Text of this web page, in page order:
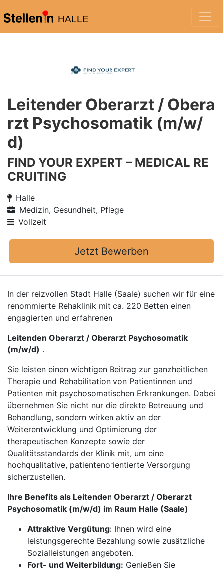
HALLE
Leitender Oberarzt / Obera
rzt Psychosomatik (m/w/
d)
FIND YOUR EXPERT – MEDICAL RE
CRUITING
Halle
Medizin, Gesundheit, Pflege
Vollzeit
Jetzt Bewerben
In der reizvollen Stadt Halle (Saale) suchen wir für eine
renommierte Rehaklinik mit ca. 220 Betten einen
engagierten und erfahrenen
Leitenden Oberarzt / Oberarzt Psychosomatik
(m/w/d) .
Sie leisten einen wichtigen Beitrag zur ganzheitlichen
Therapie und Rehabilitation von Patientinnen und
Patienten mit psychosomatischen Erkrankungen. Dabei
übernehmen Sie nicht nur die direkte Betreuung und
Behandlung, sondern wirken aktiv an der
Weiterentwicklung und Optimierung der
therapeutischen Konzepte sowie der
Qualitätsstandards der Klinik mit, um eine
hochqualitative, patientenorientierte Versorgung
sicherzustellen.
Ihre Benefits als Leitenden Oberarzt / Oberarzt
Psychosomatik (m/w/d) im Raum Halle (Saale)
Attraktive Vergütung: Ihnen wird eine
leistungsgerechte Bezahlung sowie zusätzliche
Sozialleistungen angeboten.
Fort- und Weiterbildung: Genießen Sie